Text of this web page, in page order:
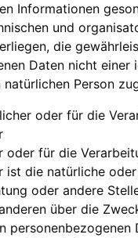
Informationen
und
die
Daten nicht
Person
oder für die
oder für die
ist die natürliche
oder andere
über die
personenbezogenen